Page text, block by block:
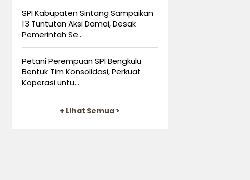
SPI Kabupaten Sintang Sampaikan
13 Tuntutan Aksi Damai, Desak
Pemerintah Se...
Petani Perempuan SPI Bengkulu
Bentuk Tim Konsolidasi, Perkuat
Koperasi untu...
+ Lihat Semua >